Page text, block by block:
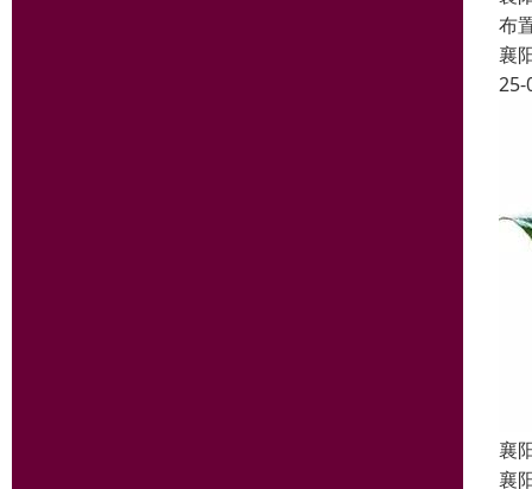
布
襄
25-
襄
襄